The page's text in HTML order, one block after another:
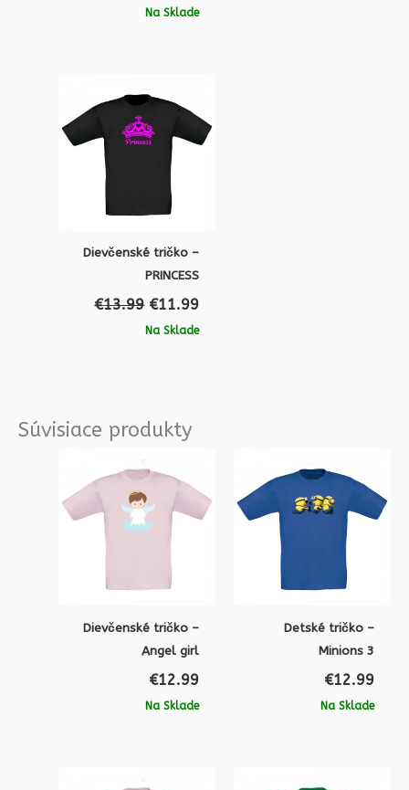
Na Sklade
Dievčenské tričko –
PRINCESS
€13.99
cena
bola:
€13.99.
€11.99
je:
€11.99.
Na Sklade
Súvisiace produkty
Dievčenské tričko –
Angel girl
€12.99
Na Sklade
Detské tričko –
Minions 3
€12.99
Na Sklade